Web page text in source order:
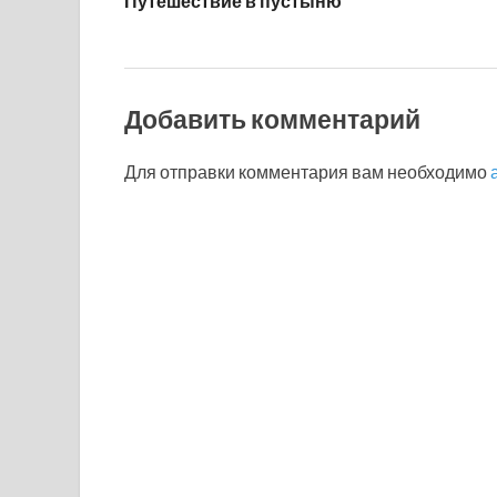
Добавить комментарий
Для отправки комментария вам необходимо